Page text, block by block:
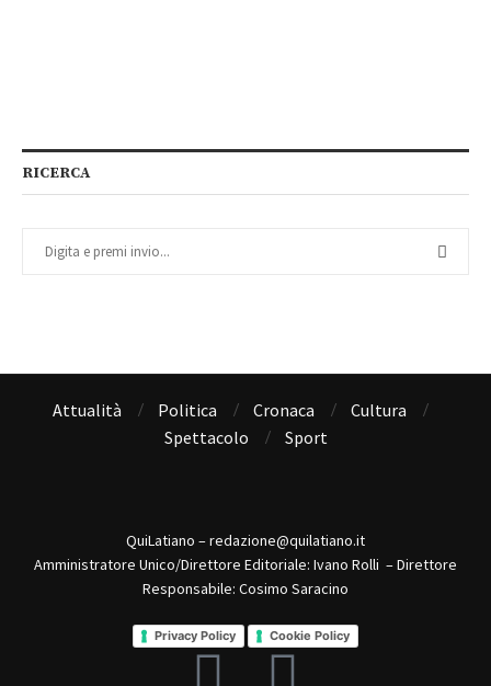
RICERCA
Attualità Politica Cronaca
Cultura
Spettacolo
Sport
QuiLatiano – redazione@quilatiano.it
Amministratore Unico/Direttore Editoriale: Ivano Rolli – Direttore
Responsabile: Cosimo Saracino
Privacy Policy Cookie Policy